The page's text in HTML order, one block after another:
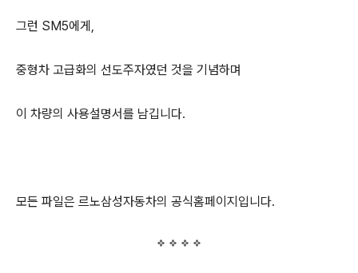
그런 SM5에게,
중형차 고급화의 선도주자였던 것을 기념하며
이 차량의 사용설명서를 남깁니다.
모든 파일은 르노삼성자동차의 공식홈페이지입니다.